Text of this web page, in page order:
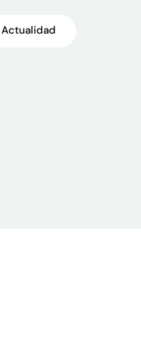
Actualidad